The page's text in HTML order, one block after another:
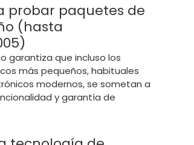
probar paquetes de
(hasta
garantiza que incluso los
más pequeños, habituales
modernos, se sometan a
y garantía de